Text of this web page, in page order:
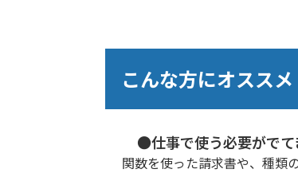
こんな方にオススメ
●仕事で使う必要がでて
関数を使った請求書や、種類